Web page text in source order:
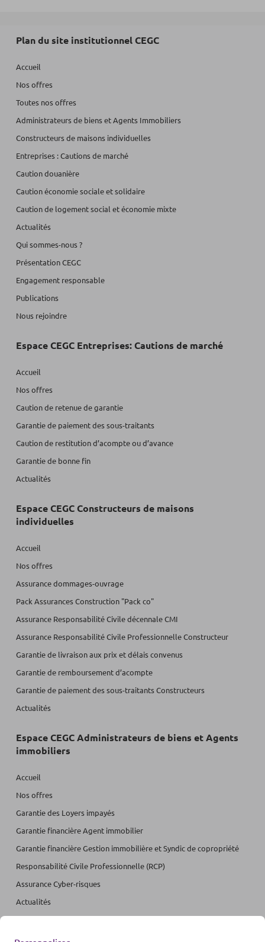
Plan du site institutionnel CEGC
Accueil
Nos offres
Toutes nos offres
Administrateurs de biens et Agents Immobiliers
Constructeurs de maisons individuelles
Entreprises : Cautions de marché
Caution douanière
Caution économie sociale et solidaire
Caution de logement social et économie mixte
Actualités
Qui sommes-nous ?
Présentation CEGC
Engagement responsable
Publications
Nous rejoindre
Espace CEGC Entreprises: Cautions de marché
Accueil
Nos offres
Caution de retenue de garantie
Garantie de paiement des sous-traitants
Caution de restitution d’acompte ou d’avance
Garantie de bonne fin
Actualités
Espace CEGC Constructeurs de maisons
individuelles
Accueil
Nos offres
Assurance dommages-ouvrage
Pack Assurances Construction "Pack co"
Assurance Responsabilité Civile décennale CMI
Assurance Responsabilité Civile Professionnelle Constructeur
Garantie de livraison aux prix et délais convenus
Garantie de remboursement d’acompte
Garantie de paiement des sous-traitants Constructeurs
Actualités
Espace CEGC Administrateurs de biens et Agents
immobiliers
Accueil
Nos offres
Garantie des Loyers impayés
Garantie financière Agent immobilier
Garantie financière Gestion immobilière et Syndic de copropriété
Responsabilité Civile Professionnelle (RCP)
Assurance Cyber-risques
Actualités